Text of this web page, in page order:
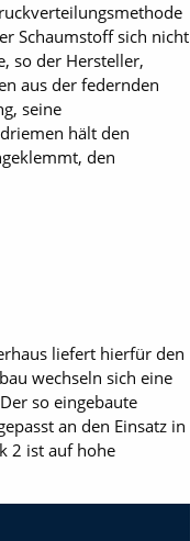
Schaumstoff sich nicht
so der Hersteller,
aus der federnden
seine
hält den
den
liefert hierfür den
wechseln sich eine
so eingebaute
an den Einsatz in
2 ist auf hohe